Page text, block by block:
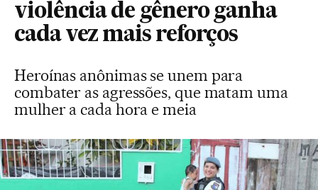
violência de gênero ganha
cada vez mais reforços
Heroínas anônimas se unem para
combater as agressões, que matam uma
mulher a cada hora e meia